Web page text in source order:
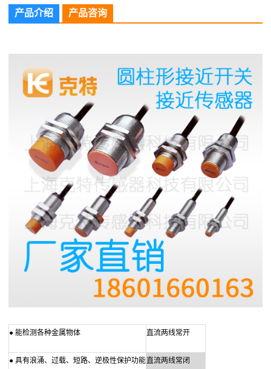
产品介绍 产品咨询
● 能检测各种金属物体 直流两线常开
● 具有浪涌、过载、短路、逆极性保护功能 直流两线常闭